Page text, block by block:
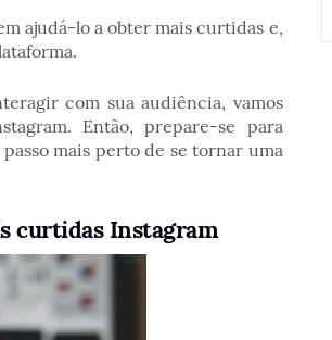
ajudá-lo a obter mais curtidas e,
com sua audiência, vamos
Então, prepare-se para
mais perto de se tornar uma
curtidas Instagram